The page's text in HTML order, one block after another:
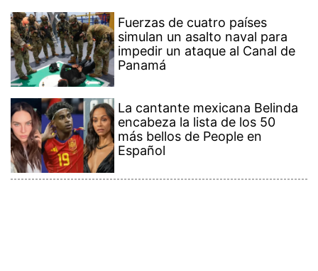
Fuerzas de cuatro países
simulan un asalto naval para
impedir un ataque al Canal de
Panamá
La cantante mexicana Belinda
encabeza la lista de los 50
más bellos de People en
Español